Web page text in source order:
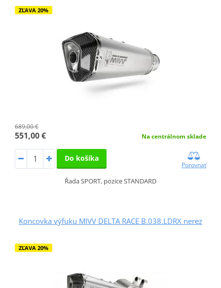
ZĽAVA 20%
689,00 €
551,00 € Na centrálnom sklade
Do košíka
Porovnať
Řada SPORT, pozice STANDARD
Koncovka výfuku MIVV DELTA RACE B.038.LDRX nerez
ZĽAVA 20%